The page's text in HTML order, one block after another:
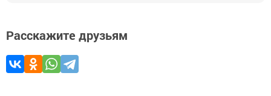
Расскажите друзьям